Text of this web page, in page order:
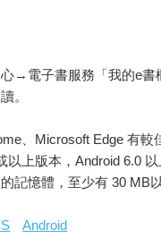
→電子書服務「我的e書
。
、Microsoft Edge 有較
以上版本，Android 6.0
記憶體，至少有 30 MB
Android